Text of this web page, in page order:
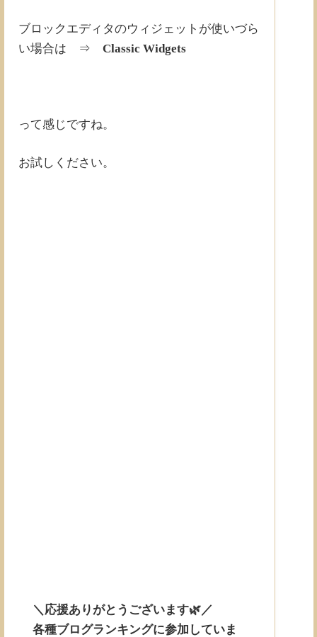
ブロックエディタのウィジェットが使いづら
い場合は ⇒ Classic Widgets
って感じですね。
お試しください。
＼応援ありがとうございます🌿／
各種ブログランキングに参加していま